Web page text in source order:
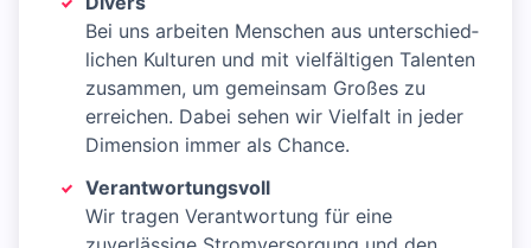
Bei uns arbeiten Menschen aus unterschied­
lichen Kulturen und mit viel­fältigen Talenten
zusammen, um gemeinsam Großes zu
erreichen. Dabei sehen wir Vielfalt in jeder
Dimension immer als Chance.
Verantwortungsvoll
Wir tragen Verantwortung für eine